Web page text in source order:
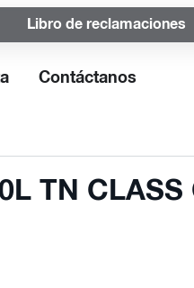
Libro de reclamaciones
Contáctanos
TN CLASS